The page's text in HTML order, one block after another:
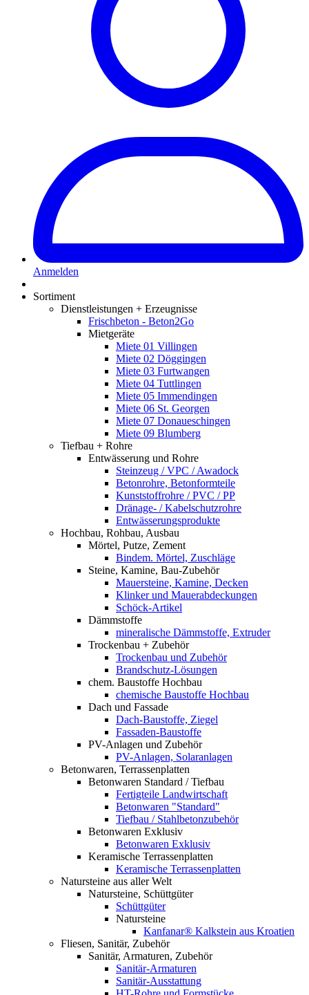
Anmelden
Sortiment
Dienstleistungen + Erzeugnisse
Frischbeton - Beton2Go
Mietgeräte
Miete 01 Villingen
Miete 02 Döggingen
Miete 03 Furtwangen
Miete 04 Tuttlingen
Miete 05 Immendingen
Miete 06 St. Georgen
Miete 07 Donaueschingen
Miete 09 Blumberg
Tiefbau + Rohre
Entwässerung und Rohre
Steinzeug / VPC / Awadock
Betonrohre, Betonformteile
Kunststoffrohre / PVC / PP
Dränage- / Kabelschutzrohre
Entwässerungsprodukte
Hochbau, Rohbau, Ausbau
Mörtel, Putze, Zement
Bindem. Mörtel, Zuschläge
Steine, Kamine, Bau-Zubehör
Mauersteine, Kamine, Decken
Klinker und Mauerabdeckungen
Schöck-Artikel
Dämmstoffe
mineralische Dämmstoffe, Extruder
Trockenbau + Zubehör
Trockenbau und Zubehör
Brandschutz-Lösungen
chem. Baustoffe Hochbau
chemische Baustoffe Hochbau
Dach und Fassade
Dach-Baustoffe, Ziegel
Fassaden-Baustoffe
PV-Anlagen und Zubehör
PV-Anlagen, Solaranlagen
Betonwaren, Terrassenplatten
Betonwaren Standard / Tiefbau
Fertigteile Landwirtschaft
Betonwaren "Standard"
Tiefbau / Stahlbetonzubehör
Betonwaren Exklusiv
Betonwaren Exklusiv
Keramische Terrassenplatten
Keramische Terrassenplatten
Natursteine aus aller Welt
Natursteine, Schüttgüter
Schüttgüter
Natursteine
Kanfanar® Kalkstein aus Kroatien
Fliesen, Sanitär, Zubehör
Sanitär, Armaturen, Zubehör
Sanitär-Armaturen
Sanitär-Ausstattung